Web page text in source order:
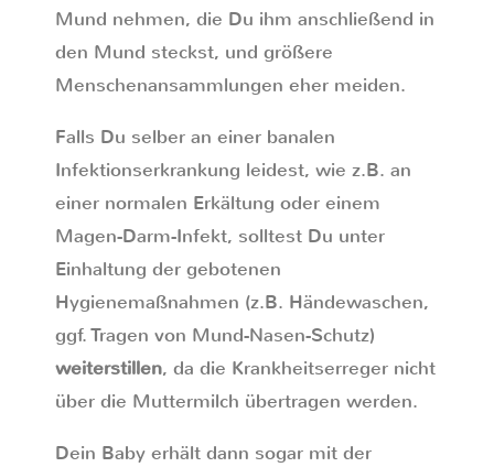
Mund nehmen, die Du ihm anschließend in
den Mund steckst, und größere
Menschenansammlungen eher meiden.
Falls Du selber an einer banalen
Infektionserkrankung leidest, wie z.B. an
einer normalen Erkältung oder einem
Magen-Darm-Infekt, solltest Du unter
Einhaltung der gebotenen
Hygienemaßnahmen (z.B. Händewaschen,
ggf. Tragen von Mund-Nasen-Schutz)
weiterstillen, da die Krankheitserreger nicht
über die Muttermilch übertragen werden.
Dein Baby erhält dann sogar mit der